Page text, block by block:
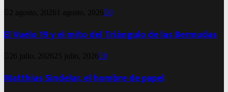
2 agosto, 2026 1 agosto, 2026 0
El Vuelo 19 y el mito del Triángulo de las Bermudas
26 julio, 2026 25 julio, 2026 0
Matthias Sindelar, el hombre de papel